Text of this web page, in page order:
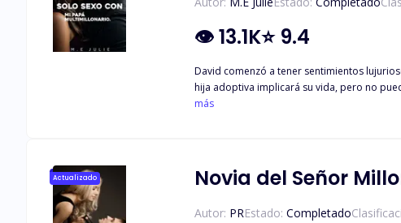
👁13.1K⭐ 9.4
David comenzó a tener sentimientos
hija adoptiva implicará su vida, pero no puede evitarlo.
más
Actualizado Novia del Señor
Autor: PREstado: Completado